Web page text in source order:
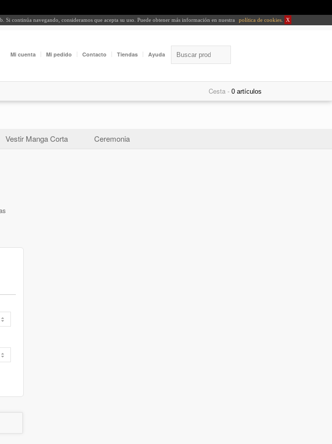
continúa navegando, consideramos que acepta su uso. Puede obtener más información en nuestra política de cookies X
Mi cuenta Mi pedido Contacto Tiendas Ayuda
Cesta -
Vestir Manga Corta Ceremonia